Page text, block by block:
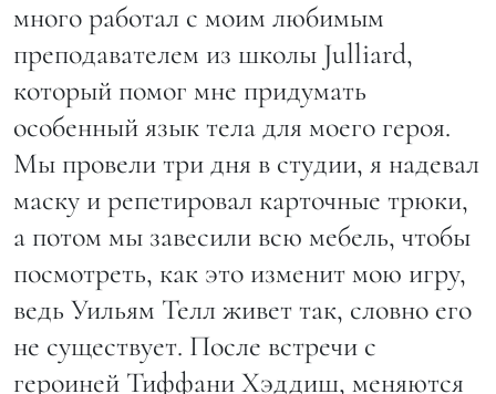
много работал с моим любимым
преподавателем из школы Julliard,
который помог мне придумать
особенный язык тела для моего героя.
Мы провели три дня в студии, я надевал
маску и репетировал карточные трюки,
а потом мы завесили всю мебель, чтобы
посмотреть, как это изменит мою игру,
ведь Уильям Телл живет так, словно его
не существует. После встречи с
героиней Тиффани Хэддиш, меняются